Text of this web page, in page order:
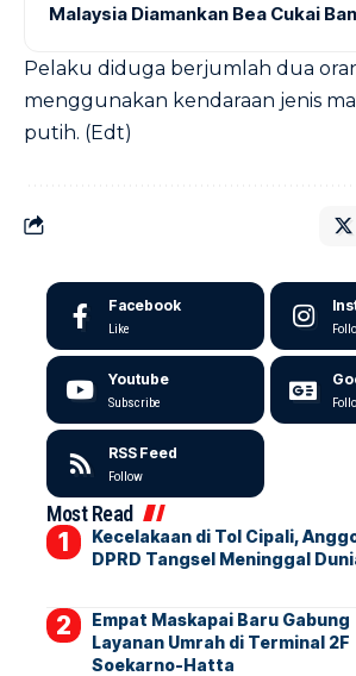
Malaysia Diamankan Bea Cukai
Pelaku diduga berjumlah dua
menggunakan kendaraan jenis
putih. (Edt)
Facebook
Like
Youtube
Subscribe
RSS Feed
Follow
Most Read
Kecelakaan di Tol Cipali,
DPRD Tangsel Meninggal
Empat Maskapai Baru Gabung
Layanan Umrah di Terminal 2F
Soekarno-Hatta